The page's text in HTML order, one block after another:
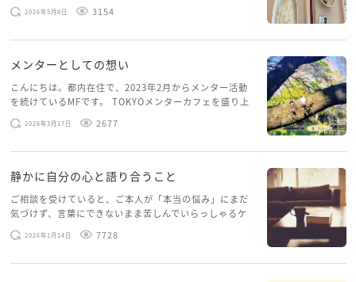
スを体験していて、しばらくメンターカフェに来られて
いませんでした。体力だけでなく、気力も落ちパソコン
2026年5月8日 3154
メンターとしての想い
こんにちは。都内在住で、2023年2月からメンター活動
を続けているMFです。 TOKYOメンターカフェを盛り上
げたいという想いから、勇気を出して初めてブログを投
稿してみようと思います。少し自分のことを書いてみま
2026年3月17日 2677
静かに自分の心と語り合うこと
ご相談を受けていると、ご本人が「本当の悩み」にまだ
気づけず、言葉にできないまま苦しんでいらっしゃるケ
ースがありますお悩みというのは、心の深いところ（深
層心理）に触れることで、まったく違う角度から解決の
2026年1月14日 7728